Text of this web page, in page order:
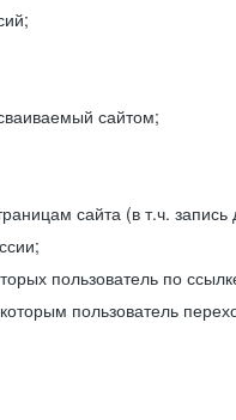
сайтом;
сайта (в т.ч.
пользователь по
пользователь